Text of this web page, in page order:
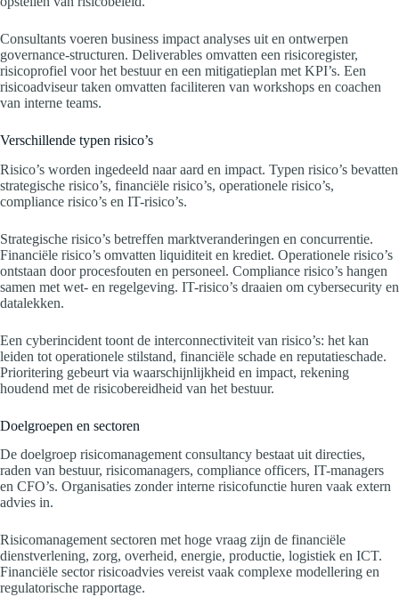
Consultants voeren business impact analyses uit en ontwerpen
governance-structuren. Deliverables omvatten een risicoregister,
risicoprofiel voor het bestuur en een mitigatieplan met KPI’s. Een
risicoadviseur taken omvatten faciliteren van workshops en coachen
van interne teams.
Verschillende typen risico’s
Risico’s worden ingedeeld naar aard en impact. Typen risico’s bevatten
strategische risico’s, financiële risico’s, operationele risico’s,
compliance risico’s en IT-risico’s.
Strategische risico’s betreffen marktveranderingen en concurrentie.
Financiële risico’s omvatten liquiditeit en krediet. Operationele risico’s
ontstaan door procesfouten en personeel. Compliance risico’s hangen
samen met wet- en regelgeving. IT-risico’s draaien om cybersecurity en
datalekken.
Een cyberincident toont de interconnectiviteit van risico’s: het kan
leiden tot operationele stilstand, financiële schade en reputatieschade.
Prioritering gebeurt via waarschijnlijkheid en impact, rekening
houdend met de risicobereidheid van het bestuur.
Doelgroepen en sectoren
De doelgroep risicomanagement consultancy bestaat uit directies,
raden van bestuur, risicomanagers, compliance officers, IT-managers
en CFO’s. Organisaties zonder interne risicofunctie huren vaak extern
advies in.
Risicomanagement sectoren met hoge vraag zijn de financiële
dienstverlening, zorg, overheid, energie, productie, logistiek en ICT.
Financiële sector risicoadvies vereist vaak complexe modellering en
regulatorische rapportage.